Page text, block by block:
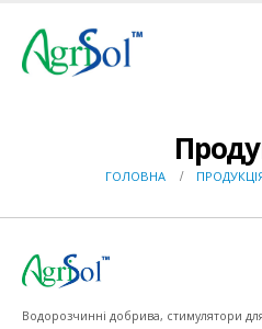
ГОЛОВНА
Водорозчинні добрива, стимулятори